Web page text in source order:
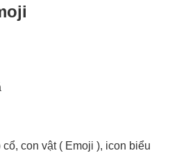
con vật ( Emoji ), icon biểu